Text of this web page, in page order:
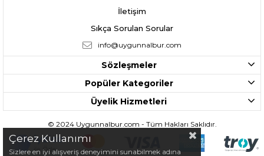
İletişim
Sıkça Sorulan Sorular
info@uygunnalbur.com
Sözleşmeler
Popüler Kategoriler
Üyelik Hizmetleri
© 2024 Uygunnalbur.com - Tüm Hakları Saklıdır.
Çerez Kullanımı
Sizlere en iyi alışveriş deneyimini sunabilmek adına